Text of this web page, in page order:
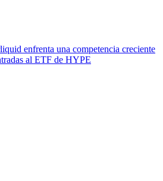
enfrenta una competencia creciente
al ETF de HYPE